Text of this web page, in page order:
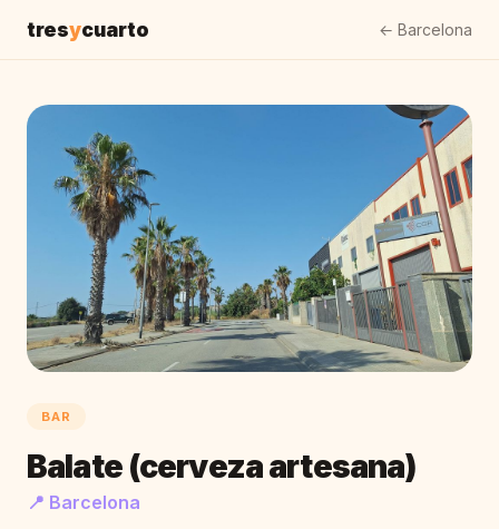
tresycuarto ← Barcelona
BAR
Balate (cerveza artesana)
📍 Barcelona